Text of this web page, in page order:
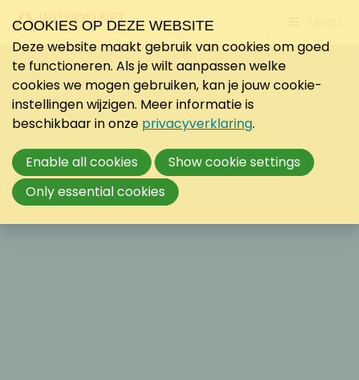
to
COOKIES OP DEZE WEBSITE
Deze website maakt gebruik van cookies om goed
te functioneren. Als je wilt aanpassen welke
cookies we mogen gebruiken, kan je jouw cookie-
instellingen wijzigen. Meer informatie is
beschikbaar in onze privacyverklaring.
Enable all cookies
Show cookie settings
Only essential cookies